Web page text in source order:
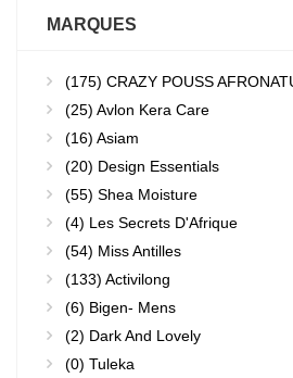
MARQUES
(175) CRAZY POUSS
(25) Avlon Kera Care
(16) Asiam
(20) Design Essentials
(55) Shea Moisture
(4) Les Secrets D'Afrique
(54) Miss Antilles
(133) Activilong
(6) Bigen- Mens
(2) Dark And Lovely
(0) Tuleka